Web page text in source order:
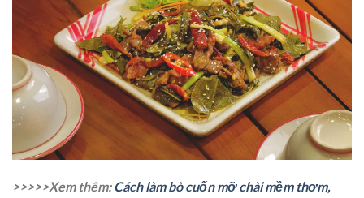
>>>>>Xem thêm:Cách làm bò cuốn mỡ chài mềm thơm,